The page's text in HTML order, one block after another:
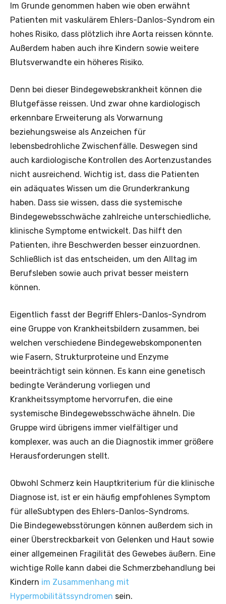
Im Grunde genommen haben wie oben erwähnt
Patienten mit vaskulärem Ehlers-Danlos-Syndrom ein
hohes Risiko, dass plötzlich ihre Aorta reissen könnte.
Außerdem haben auch ihre Kindern sowie weitere
Blutsverwandte ein höheres Risiko.
Denn bei dieser Bindegewebskrankheit können die
Blutgefässe reissen. Und zwar ohne kardiologisch
erkennbare Erweiterung als Vorwarnung
beziehungsweise als Anzeichen für
lebensbedrohliche Zwischenfälle. Deswegen sind
auch kardiologische Kontrollen des Aortenzustandes
nicht ausreichend. Wichtig ist, dass die Patienten
ein adäquates Wissen um die Grunderkrankung
haben. Dass sie wissen, dass die systemische
Bindegewebsschwäche zahlreiche unterschiedliche,
klinische Symptome entwickelt. Das hilft den
Patienten, ihre Beschwerden besser einzuordnen.
Schließlich ist das entscheiden, um den Alltag im
Berufsleben sowie auch privat besser meistern
können.
Eigentlich fasst der Begriff Ehlers-Danlos-Syndrom
eine Gruppe von Krankheitsbildern zusammen, bei
welchen verschiedene Bindegewebskomponenten
wie Fasern, Strukturproteine und Enzyme
beeinträchtigt sein können. Es kann eine genetisch
bedingte Veränderung vorliegen und
Krankheitssymptome hervorrufen, die eine
systemische Bindegewebsschwäche ähneln. Die
Gruppe wird übrigens immer vielfältiger und
komplexer, was auch an die Diagnostik immer größere
Herausforderungen stellt.
Obwohl Schmerz kein Hauptkriterium für die klinische
Diagnose ist, ist er ein häufig empfohlenes Symptom
für alleSubtypen des Ehlers-Danlos-Syndroms.
Die Bindegewebsstörungen können außerdem sich in
einer Überstreckbarkeit von Gelenken und Haut sowie
einer allgemeinen Fragilität des Gewebes äußern. Eine
wichtige Rolle kann dabei die Schmerzbehandlung bei
Kindern im Zusammenhang mit
Hypermobilitätssyndromen sein.